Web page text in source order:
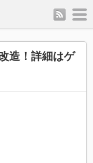
rss
造！詳細はゲ